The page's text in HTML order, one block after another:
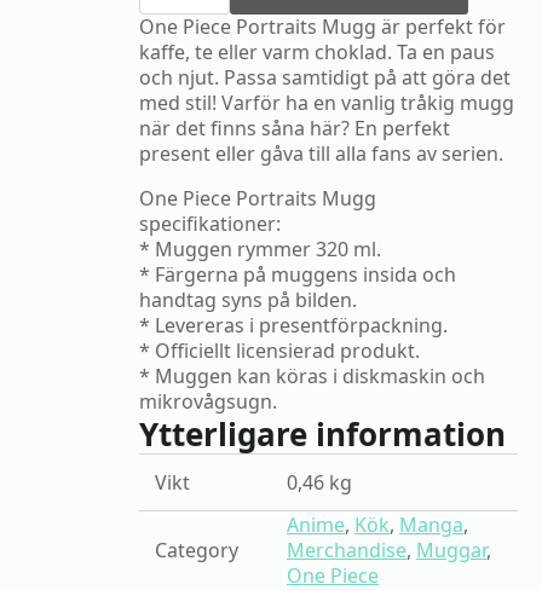
Mugg
mängd
One Piece Portraits Mugg är perfekt för
kaffe, te eller varm choklad. Ta en paus
och njut. Passa samtidigt på att göra det
med stil! Varför ha en vanlig tråkig mugg
när det finns såna här? En perfekt
present eller gåva till alla fans av serien.
One Piece Portraits Mugg
specifikationer:
* Muggen rymmer 320 ml.
* Färgerna på muggens insida och
handtag syns på bilden.
* Levereras i presentförpackning.
* Officiellt licensierad produkt.
* Muggen kan köras i diskmaskin och
mikrovågsugn.
Ytterligare information
Vikt 0,46 kg
Category
Anime, Kök, Manga,
Merchandise, Muggar,
One Piece